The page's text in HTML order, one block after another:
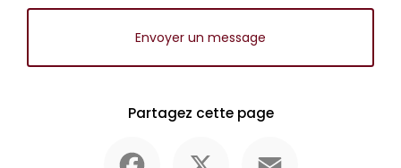
Envoyer un message
Partagez cette page